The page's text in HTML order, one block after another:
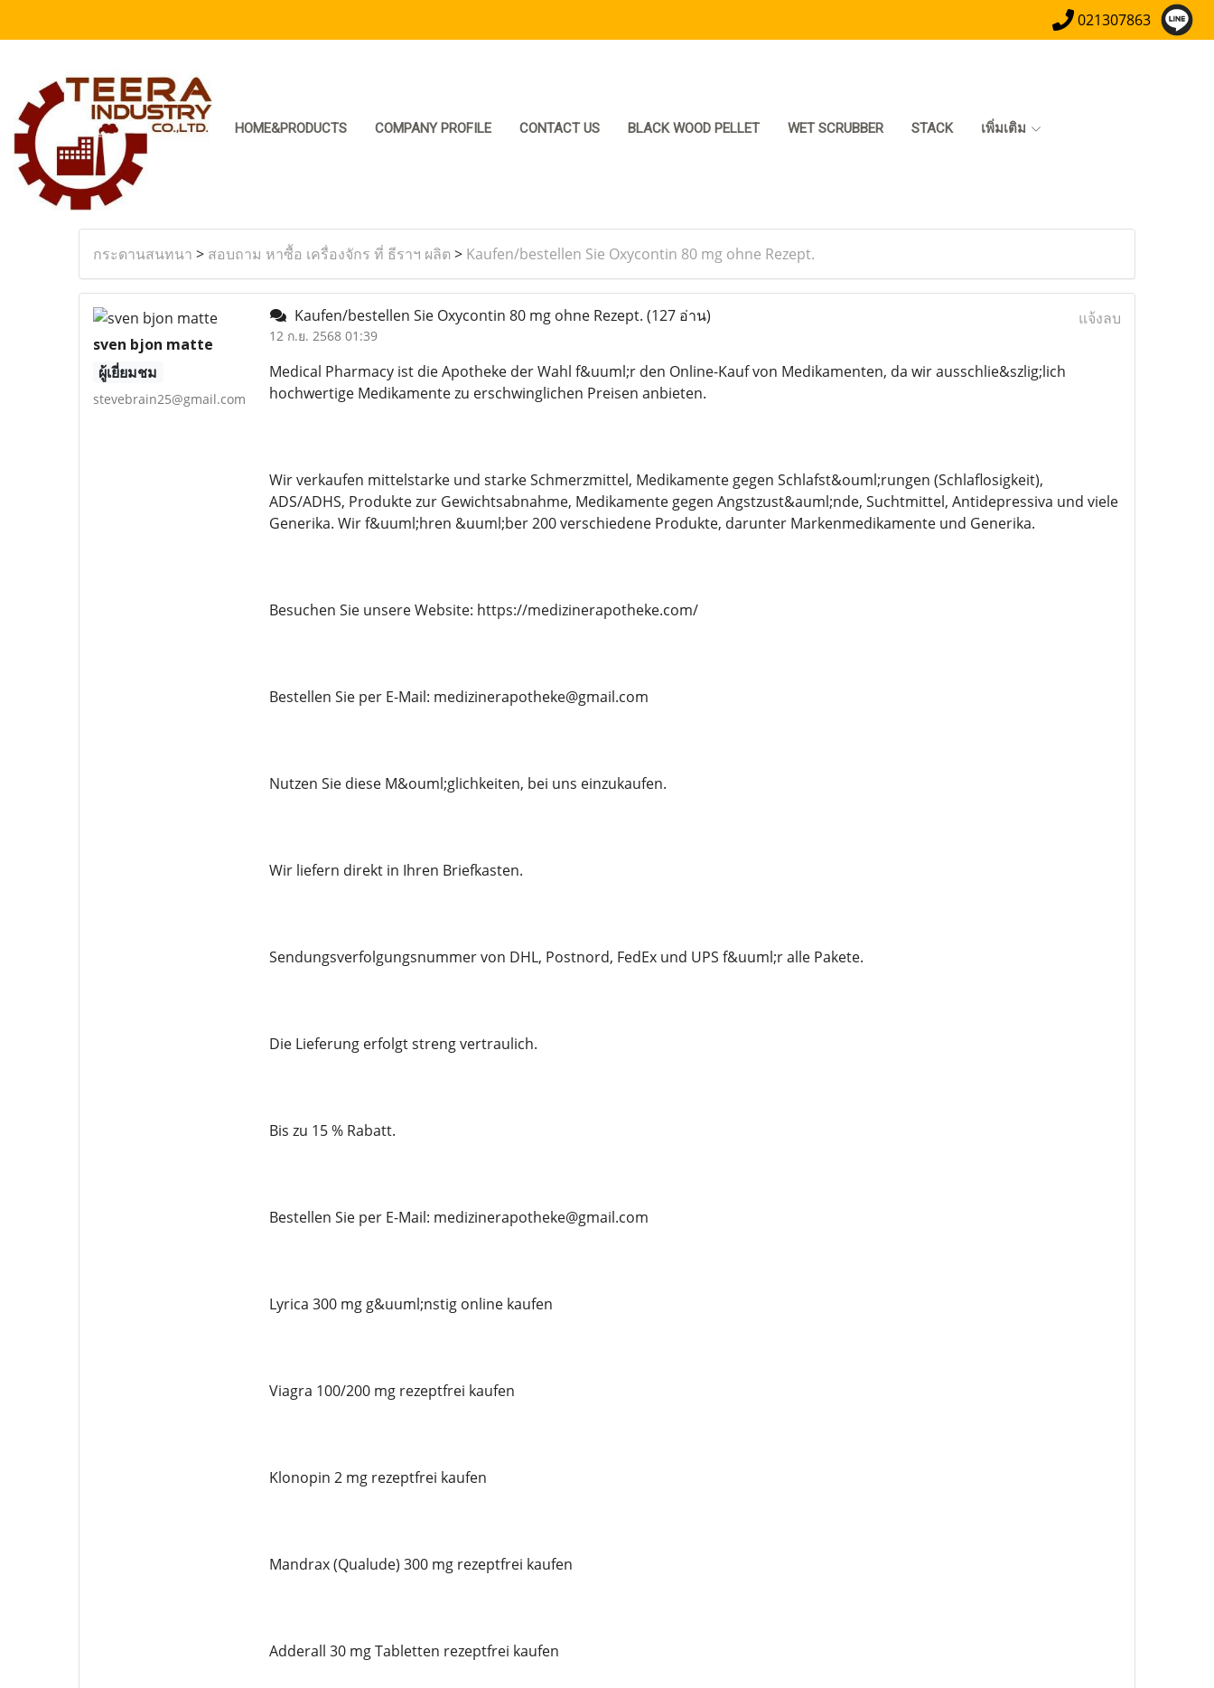
021307863
HOME&PRODUCTS COMPANY PROFILE CONTACT US BLACK WOOD PELLET WET SCRUBBER STACK เพิ่มเติม
กระดานสนทนา > สอบถาม หาซื้อ เครื่องจักร ที่ ธีราฯ ผลิต > Kaufen/bestellen Sie Oxycontin 80 mg ohne Rezept.
sven bjon matte
ผู้เยี่ยมชม
stevebrain25@gmail.com
Kaufen/bestellen Sie Oxycontin 80 mg ohne Rezept. (127 อ่าน)
12 ก.ย. 2568 01:39
แจ้งลบ
Medical Pharmacy ist die Apotheke der Wahl f&uuml;r den Online-Kauf von Medikamenten, da wir ausschlie&szlig;lich
hochwertige Medikamente zu erschwinglichen Preisen anbieten.
Wir verkaufen mittelstarke und starke Schmerzmittel, Medikamente gegen Schlafst&ouml;rungen (Schlaflosigkeit),
ADS/ADHS, Produkte zur Gewichtsabnahme, Medikamente gegen Angstzust&auml;nde, Suchtmittel, Antidepressiva und viele
Generika. Wir f&uuml;hren &uuml;ber 200 verschiedene Produkte, darunter Markenmedikamente und Generika.
Besuchen Sie unsere Website: https://medizinerapotheke.com/
Bestellen Sie per E-Mail: medizinerapotheke@gmail.com
Nutzen Sie diese M&ouml;glichkeiten, bei uns einzukaufen.
Wir liefern direkt in Ihren Briefkasten.
Sendungsverfolgungsnummer von DHL, Postnord, FedEx und UPS f&uuml;r alle Pakete.
Die Lieferung erfolgt streng vertraulich.
Bis zu 15 % Rabatt.
Bestellen Sie per E-Mail: medizinerapotheke@gmail.com
Lyrica 300 mg g&uuml;nstig online kaufen
Viagra 100/200 mg rezeptfrei kaufen
Klonopin 2 mg rezeptfrei kaufen
Mandrax (Qualude) 300 mg rezeptfrei kaufen
Adderall 30 mg Tabletten rezeptfrei kaufen